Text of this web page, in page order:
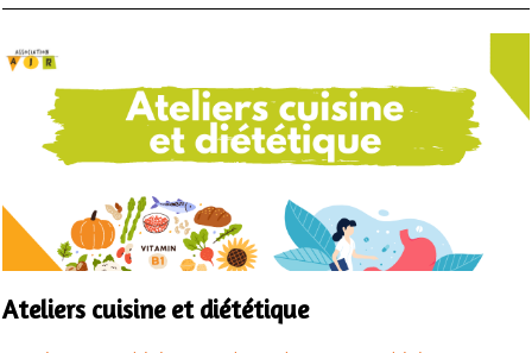
Ateliers cuisine et diététique